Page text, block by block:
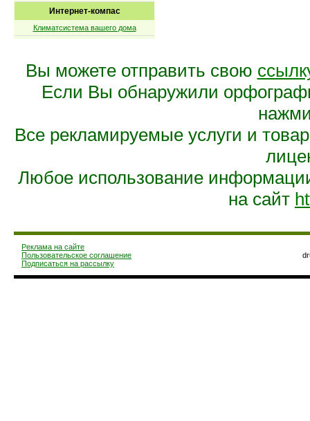
Интернет-компас
Климатсистема вашего дома
Вы можете отправить свою
Если Вы обнаружили
Все рекламируемые услуги и
Любое использование
на сайт
Реклама на сайте
Пользовательское соглашение
Подписаться на рассылку